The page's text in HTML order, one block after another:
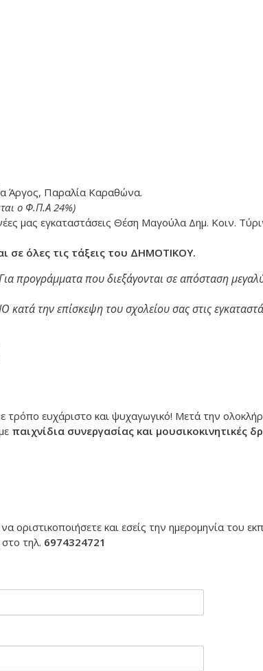
Άργος, Παραλία Καραθώνα.
ο Φ.Π.Α 24%)
μας εγκαταστάσεις Θέση Μαγούλα Δημ. Κοιν.
σε όλες τις τάξεις του ΔΗΜΟΤΙΚΟΥ.
προγράμματα που διεξάγονται σε απόσταση
την επίσκεψη του σχολείου σας στις
τρόπο ευχάριστο και ψυχαγωγικό! Μετά την
παιχνίδια συνεργασίας και μουσικοκινητικές
οριστικοποιήσετε και εσείς την ημερομηνία του
τηλ. 6974324721